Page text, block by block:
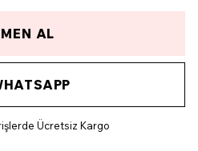
AL
Ücretsiz Kargo